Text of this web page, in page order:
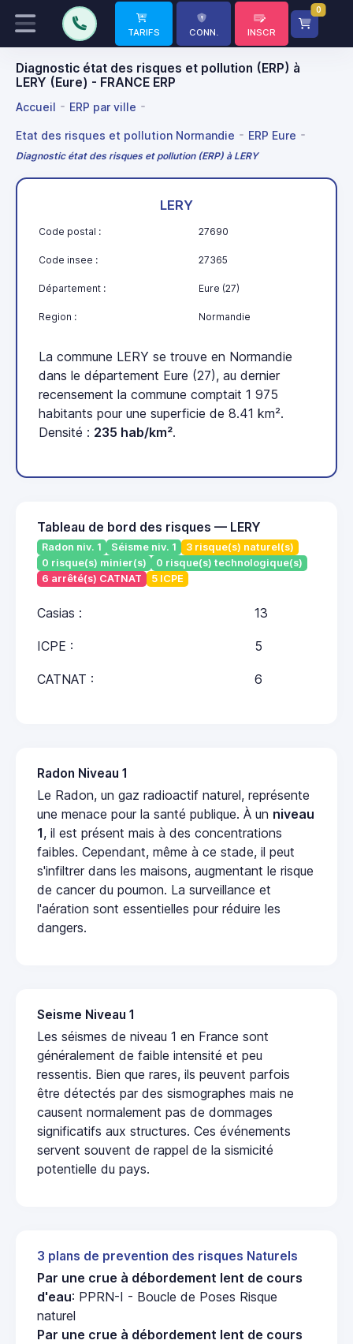
TARIFS CONN. INSCR
0
Diagnostic état des risques et pollution (ERP) à
LERY (Eure) - FRANCE ERP
Accueil ERP par ville
Etat des risques et pollution Normandie ERP Eure
Diagnostic état des risques et pollution (ERP) à LERY
LERY
Code postal : 27690
Code insee : 27365
Département : Eure (27)
Region : Normandie
La commune LERY se trouve en Normandie
dans le département Eure (27), au dernier
recensement la commune comptait 1 975
habitants pour une superficie de 8.41 km².
Densité : 235 hab/km².
Tableau de bord des risques — LERY
Radon niv. 1 Séisme niv. 1
3 risque(s) naturel(s)
0 risque(s) minier(s)
0 risque(s) technologique(s)
6 arrêté(s) CATNAT
5 ICPE
Casias : 13
ICPE : 5
CATNAT : 6
Radon Niveau 1
Le Radon, un gaz radioactif naturel, représente
une menace pour la santé publique. À un niveau
1, il est présent mais à des concentrations
faibles. Cependant, même à ce stade, il peut
s'infiltrer dans les maisons, augmentant le risque
de cancer du poumon. La surveillance et
l'aération sont essentielles pour réduire les
dangers.
Seisme Niveau 1
Les séismes de niveau 1 en France sont
généralement de faible intensité et peu
ressentis. Bien que rares, ils peuvent parfois
être détectés par des sismographes mais ne
causent normalement pas de dommages
significatifs aux structures. Ces événements
servent souvent de rappel de la sismicité
potentielle du pays.
3 plans de prevention des risques Naturels
Par une crue à débordement lent de cours
d'eau: PPRN-I - Boucle de Poses Risque
naturel
Par une crue à débordement lent de cours